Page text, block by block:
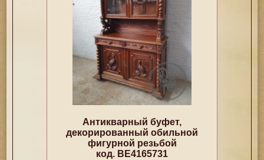
Антикварный буфет,
декорированный обильной
фигурной резьбой
код. BE4165731